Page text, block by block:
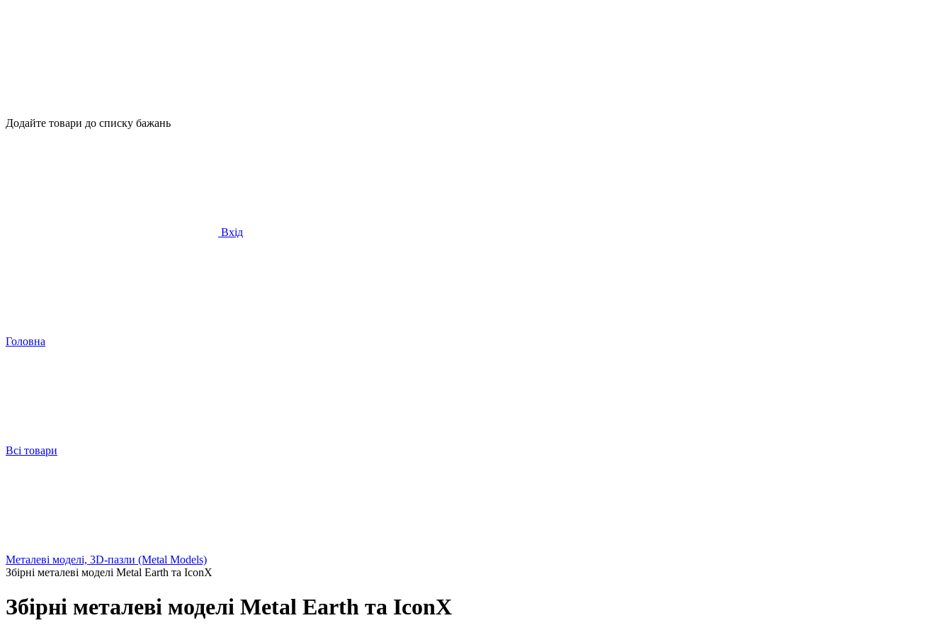
Додайте товари до списку бажань
Вхід
Головна
Всі товари
Металеві моделі, 3D-пазли (Metal Models)
Збірні металеві моделі Metal Earth та IconX
Збірні металеві моделі Metal Earth та IconX